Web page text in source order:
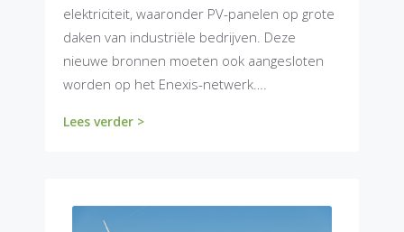
elektriciteit, waaronder PV-panelen op grote
daken van industriële bedrijven. Deze
nieuwe bronnen moeten ook aangesloten
worden op het Enexis-netwerk….
Lees verder >